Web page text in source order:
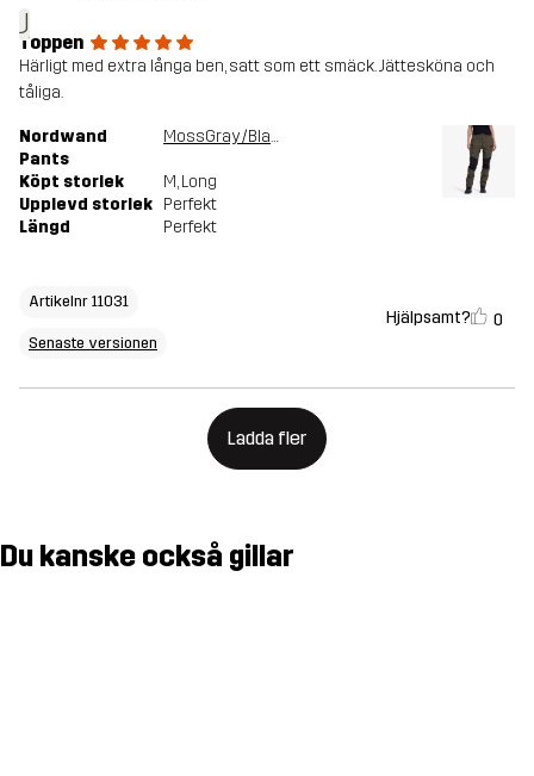
J
Toppen
Härligt med extra långa ben, satt som ett smäck. Jättesköna och
tåliga.
Nordwand
Pants
MossGray/Black
Köpt storlek M, Long
Upplevd storlek Perfekt
Längd
Perfekt
Artikelnr 11031
Senaste versionen
Hjälpsamt? 0
Ladda fler
Du kanske också gillar